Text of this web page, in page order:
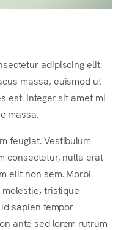
adipiscing elit.
massa, euismod ut
est. Integer sit amet mi
massa.
feugiat. Vestibulum
consectetur, nulla erat
elit non sem. Morbi
tristique
sapien tempor
ante sed lorem rutrum